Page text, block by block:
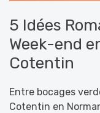
5 Idées
Week-end
Cotentin
Entre bocages
Cotentin en